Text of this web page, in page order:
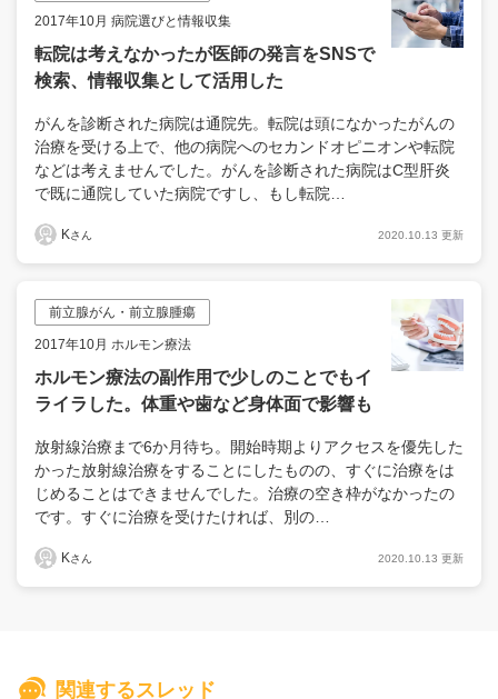
2017年10月 病院選びと情報収集
転院は考えなかったが医師の発言をSNSで
検索、情報収集として活用した
がんを診断された病院は通院先。転院は頭になかったがんの
治療を受ける上で、他の病院へのセカンドオピニオンや転院
などは考えませんでした。がんを診断された病院はC型肝炎
で既に通院していた病院ですし、もし転院…
Kさん 2020.10.13 更新
前立腺がん・前立腺腫瘍
2017年10月 ホルモン療法
ホルモン療法の副作用で少しのことでもイ
ライラした。体重や歯など身体面で影響も
放射線治療まで6か月待ち。開始時期よりアクセスを優先した
かった放射線治療をすることにしたものの、すぐに治療をは
じめることはできませんでした。治療の空き枠がなかったの
です。すぐに治療を受けたければ、別の…
Kさん 2020.10.13 更新
関連するスレッド